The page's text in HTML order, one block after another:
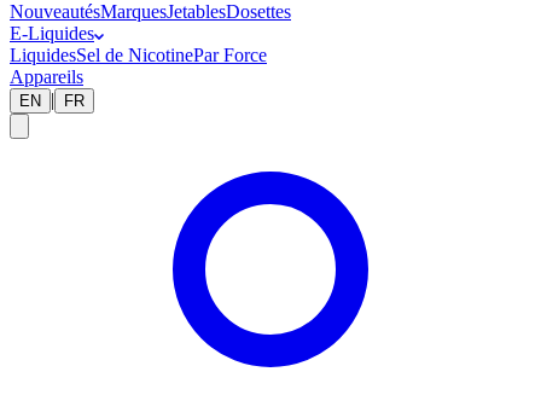
NouveautésMarquesJetablesDosettes
E-Liquides
LiquidesSel de NicotinePar Force
Appareils
EN | FR